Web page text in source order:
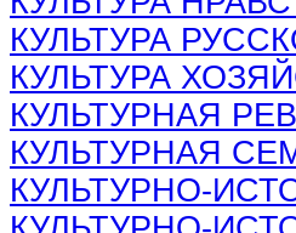
КУЛЬТУРА
КУЛЬТУРА
КУЛЬТУРНАЯ
КУЛЬТУРНАЯ
КУЛЬТУРНО-